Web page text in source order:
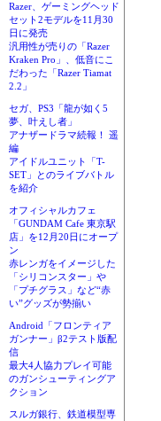
Razer、ゲーミングヘッド
セット2モデルを11月30
日に発売
汎用性が売りの「Razer
Kraken Pro」、低音にこ
だわった「Razer Tiamat
2.2」
セガ、PS3「龍が如く5
夢、叶えし者」
アナザードラマ続報！ 遥
編
アイドルユニット「T-
SET」とのライブバトル
を紹介
オフィシャルカフェ
「GUNDAM Cafe 東京駅
店」を12月20日にオープ
ン
赤レンガをイメージした
「シリコンスター」や
「プチグラス」など“赤
い”グッズが勢揃い
Android「フロンティア
ガンナー」β2テスト版配
信
最大4人協力プレイ可能
のガンシューティングア
クション
スルガ銀行、鉄道模型専